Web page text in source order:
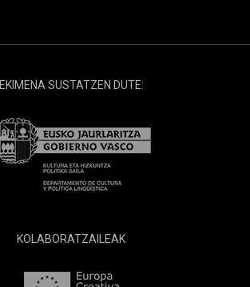
EKIMENA SUSTATZEN DUTE:
KOLABORATZAILEAK